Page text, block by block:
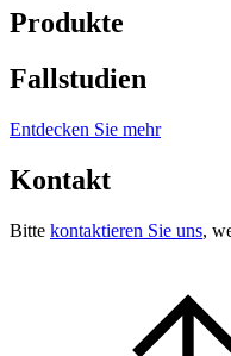
Produkte
Fallstudien
Entdecken Sie mehr
Kontakt
Bitte kontaktieren Sie uns,